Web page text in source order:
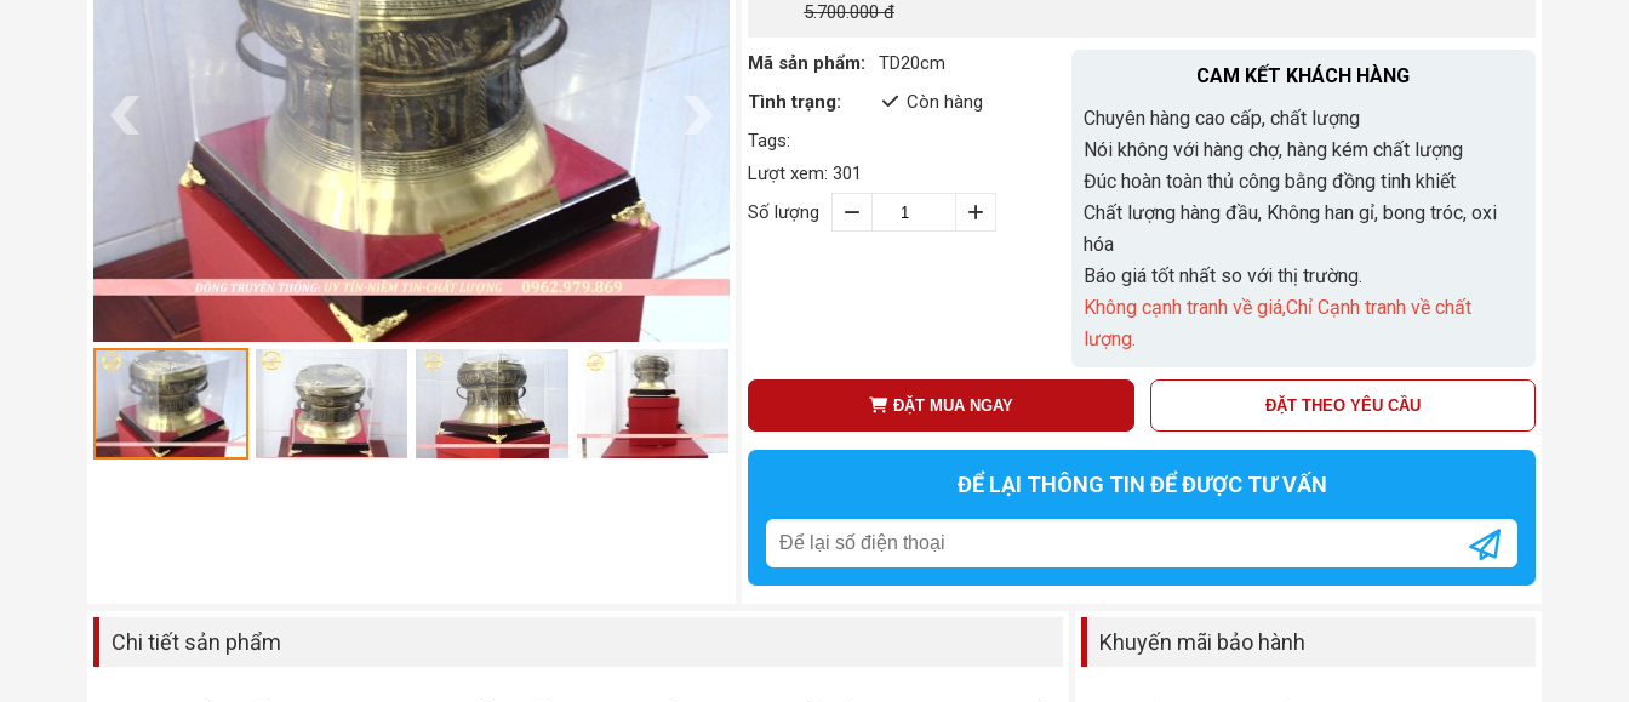
5.700.000 đ
Mã sản phẩm:
TD20cm
Tình trạng:
Còn hàng
Tags:
Lượt xem: 301
Số lượng
CAM KẾT KHÁCH HÀNG
Chuyên hàng cao cấp, chất lượng
Nói không với hàng chợ, hàng kém chất lượng
Đúc hoàn toàn thủ công bằng đồng tinh khiết
Chất lượng hàng đầu, Không han gỉ, bong tróc, oxi
hóa
Báo giá tốt nhất so với thị trường.
Không cạnh tranh về giá,Chỉ Cạnh tranh về chất
lượng.
ĐẶT MUA NGAY ĐẶT THEO YÊU CẦU
ĐỂ LẠI THÔNG TIN ĐỂ ĐƯỢC TƯ VẤN
Khuyến mãi bảo hành
Chi tiết sản phẩm